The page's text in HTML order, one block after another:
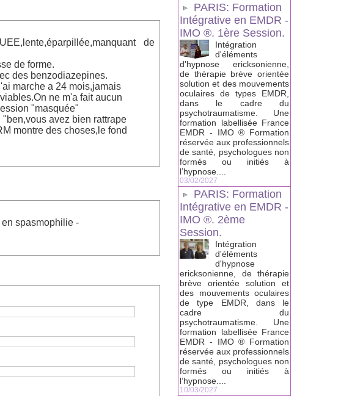
de
de forme.
des benzodiazepines.
marche a 24 mois,jamais
ne m'a fait aucun
"masquée"
avez bien rattrape
montre des choses,le fond
spasmophilie -
PARIS: Formation
Intégrative en EMDR -
IMO ®. 1ère Session.
Intégration
d'éléments
d'hypnose ericksonienne,
de thérapie brève orientée
solution et des mouvements
oculaires de types EMDR,
dans le cadre du
psychotraumatisme. Une
formation labellisée France
EMDR - IMO ® Formation
réservée aux professionnels
de santé, psychologues non
formés ou initiés à
l’hypnose....
03/02/2027
PARIS: Formation
Intégrative en EMDR -
IMO ®. 2ème
Session.
Intégration
d'éléments
d'hypnose
ericksonienne, de thérapie
brève orientée solution et
des mouvements oculaires
de type EMDR, dans le
cadre du
psychotraumatisme. Une
formation labellisée France
EMDR - IMO ® Formation
réservée aux professionnels
de santé, psychologues non
formés ou initiés à
l’hypnose....
10/03/2027